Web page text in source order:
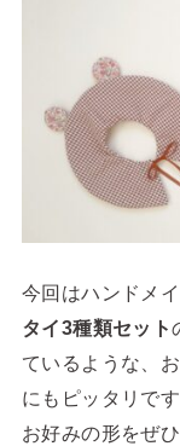
今回はハンドメ
タイ3種類セット
ているような、
にもピッタリで
お好みの形をぜ